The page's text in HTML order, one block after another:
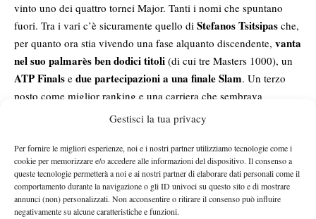
Gestisci la tua privacy
Per fornire le migliori esperienze, noi e i nostri partner utilizziamo tecnologie come i
cookie per memorizzare e/o accedere alle informazioni del dispositivo. Il consenso a
queste tecnologie permetterà a noi e ai nostri partner di elaborare dati personali come il
comportamento durante la navigazione o gli ID univoci su questo sito e di mostrare
annunci (non) personalizzati. Non acconsentire o ritirare il consenso può influire
negativamente su alcune caratteristiche e funzioni.
vinto uno dei quattro tornei Major. Tanti i nomi che spuntano
fuori. Tra i vari c’è sicuramente quello di Stefanos Tsitsipas che,
per quanto ora stia vivendo una fase alquanto discendente, vanta
nel suo palmarès ben dodici titoli (di cui tre Masters 1000), un
ATP Finals e due partecipazioni a una finale Slam. Un terzo
posto come miglior ranking e una carriera che sembrava
destinata a regalare grandi soddisfazioni,
Casper Ruud. Il norvegese, ex numero 2 del mondo, vanta un
bottino di benquattordici titoli ATP, un Masters 1000 e ben tre
partecipazioni all’ultimo atto di un Major. Distinto da sempre
per umiltà, cuore e passione, Ruud rientra in quella categoria di